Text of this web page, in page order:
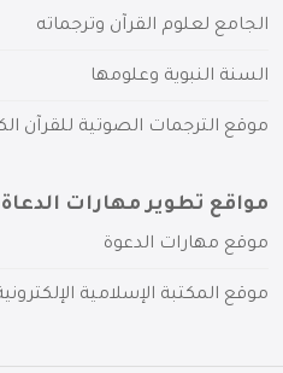
الجامع لعلوم القرآن وترجماته
السنة النبوية وعلومها
موقع الترجمات الصوتية للقرآن
مواقع تطوير مهارات الدعاة
موقع مهارات الدعوة
موقع المكتبة الإسلامية